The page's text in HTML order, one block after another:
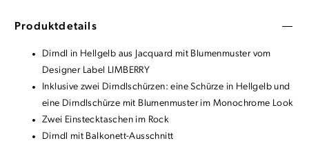
Produktdetails
Dirndl in Hellgelb aus Jacquard mit Blumenmuster vom
Designer Label LIMBERRY
Inklusive zwei Dirndlschürzen: eine Schürze in Hellgelb und
eine Dirndlschürze mit Blumenmuster im Monochrome Look
Zwei Einstecktaschen im Rock
Dirndl mit Balkonett-Ausschnitt